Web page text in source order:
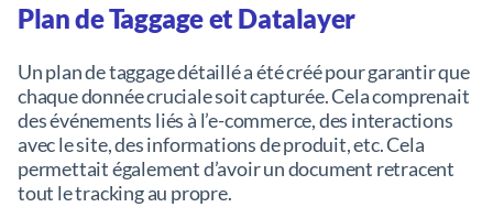
Plan de Taggage et Datalayer
Un plan de taggage détaillé a été créé pour garantir que
chaque donnée cruciale soit capturée. Cela comprenait
des événements liés à l’e-commerce, des interactions
avec le site, des informations de produit, etc. Cela
permettait également d’avoir un document retracent
tout le tracking au propre.